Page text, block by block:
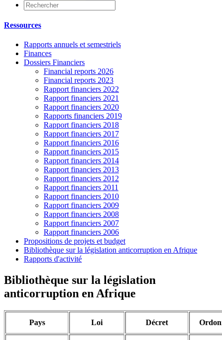
Ressources
Rapports annuels et semestriels
Finances
Dossiers Financiers
Financial reports 2026
Financial reports 2023
Rapport financiers 2022
Rapport financiers 2021
Rapport financiers 2020
Rapports financiers 2019
Rapport financiers 2018
Rapport financiers 2017
Rapport financiers 2016
Rapport financiers 2015
Rapport financiers 2014
Rapport financiers 2013
Rapport financiers 2012
Rapport financiers 2011
Rapport financiers 2010
Rapport financiers 2009
Rapport financiers 2008
Rapport financiers 2007
Rapport financiers 2006
Propositions de projets et budget
Bibliothèque sur la législation anticorruption en Afrique
Rapports d'activité
Bibliothèque sur la législation
anticorruption en Afrique
Pays Loi Décret